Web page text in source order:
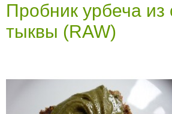
Пробник урбеча из
тыквы (RAW)